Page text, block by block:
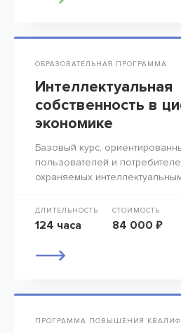
ОБРАЗОВАТЕЛЬНАЯ ПРОГРАММА
Интеллектуальная
собственность в
экономике
Базовый курс,
пользователей и
охраняемых
ДЛИТЕЛЬНОСТЬ
124 часа
СТОИМОСТЬ
84 000 ₽
ПРОГРАММА ПОВЫШЕНИЯ